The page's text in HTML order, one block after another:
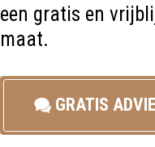
een gratis en
maat.
GRATIS